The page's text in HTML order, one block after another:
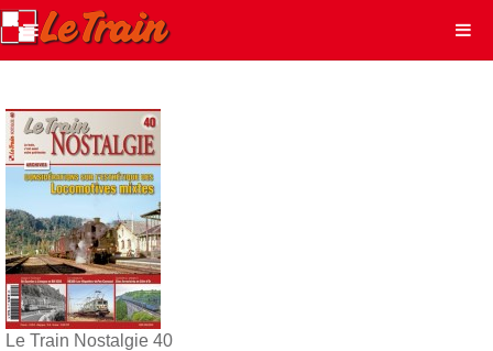
Le Train Nostalgie 40